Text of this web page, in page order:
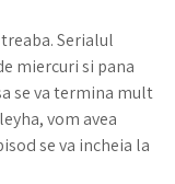
Serialul
miercuri si pana
se va termina mult
vom avea
se va incheia la